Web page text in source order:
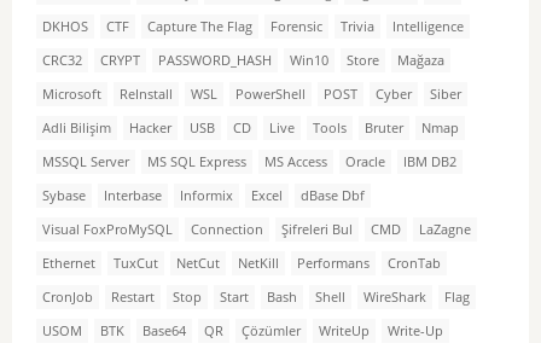
DKHOS
CTF Capture The Flag Forensic Trivia
Intelligence
CRC32
CRYPT PASSWORD_HASH Win10 Store
Mağaza
Microsoft
ReInstall WSL PowerShell POST Cyber
Siber
Adli Bilişim
Hacker USB CD Live Tools Bruter
Nmap
MSSQL Server
MS SQL Express MS Access Oracle
IBM DB2
Sybase
Interbase Informix Excel
dBase Dbf
Visual FoxProMySQL
Connection Şifreleri Bul CMD
LaZagne
Ethernet
TuxCut NetCut NetKill Performans
CronTab
CronJob
Restart Stop Start Bash Shell WireShark
Flag
USOM
BTK Base64 QR Çözümler WriteUp
Write-Up